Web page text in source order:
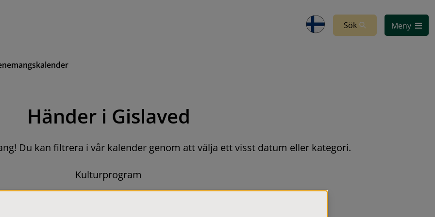
Sök
Meny
Händer i Gislaved
Du kan filtrera i vår kalender genom att välja ett visst datum eller kategori.
Kulturprogram
häftet med höstens kulturutbud – kan du hämta det hos oss i augusti.